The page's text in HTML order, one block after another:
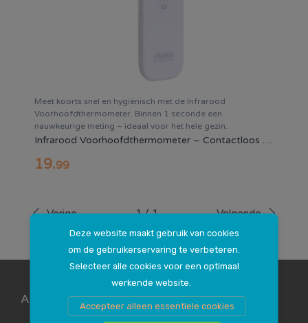
Deze website maakt gebruik van cookies
om de gebruikerservaring te verbeteren.
Selecteer alle cookies voor een optimaal
werkende website.
Accepteer alleen essentiele cookies
Meet koorts snel en hygiënisch met de Infrarood
Voorhoofdthermometer. Binnen 1 seconde een
nauwkeurige meting – ideaal voor het hele gezin.
Infrarood Voorhoofdthermometer – Contactloos & Nauwkeurig
19.99
Vorige 1/1 Volgende
Assortimenten